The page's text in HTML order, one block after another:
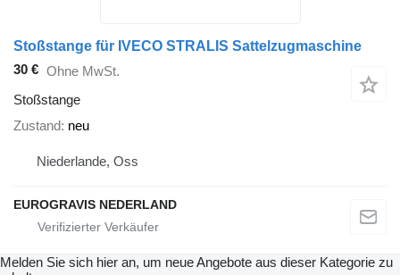
Stoßstange für IVECO STRALIS Sattelzugmaschine
30 € Ohne MwSt.
Stoßstange
Zustand
neu
Niederlande, Oss
EUROGRAVIS NEDERLAND
Melden Sie sich hier an, um neue Angebote aus dieser Kategorie zu